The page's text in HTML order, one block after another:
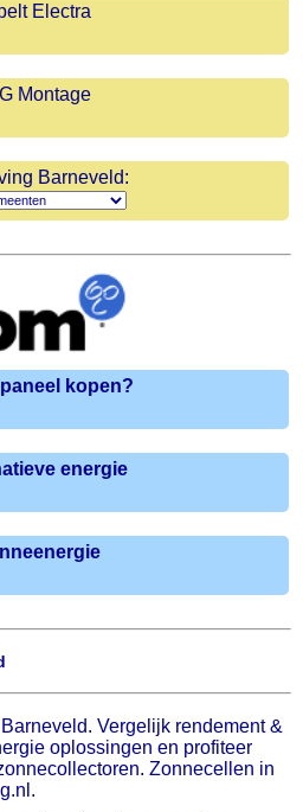
Electra
Montage
Barneveld:
kopen?
energie
Vergelijk rendement &
oplossingen en profiteer
Zonnecellen in